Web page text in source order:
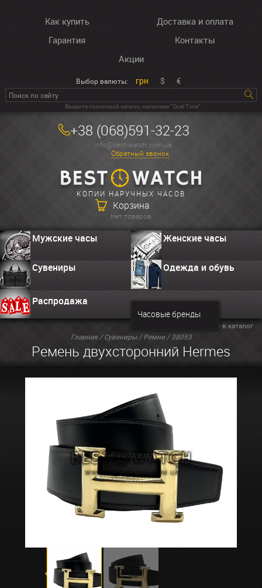
Как купить
Доставка и оплата
Гарантия
Контакты
Акции
Выбор валюты: грн $ €
Введите поисковой запрос, например “Dual Time”
+38 (068)591-32-23
info@best-watch.com.ua
Обратный звонок
КОПИИ НАРУЧНЫХ ЧАСОВ
Корзина
Нет товаров
Мужские часы Женские часы
Сувениры Одежда и обувь
Распродажа
Часовые бренды
Главная/Сувениры/Ремни/ 38053
Ремень двухсторонний Hermes
Вернуться в каталог